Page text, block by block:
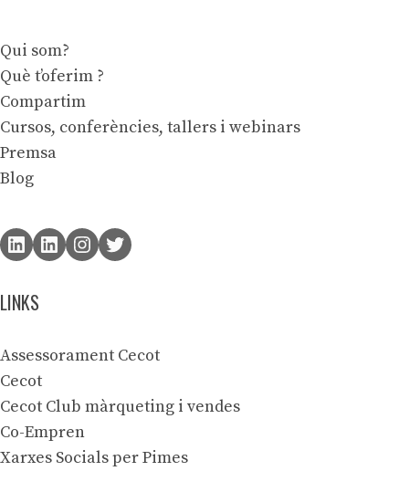
Qui som?
Què t’oferim ?
Compartim
Cursos, conferències, tallers i webinars
Premsa
Blog
LINKS
Assessorament Cecot
Cecot
Cecot Club màrqueting i vendes
Co-Empren
Xarxes Socials per Pimes